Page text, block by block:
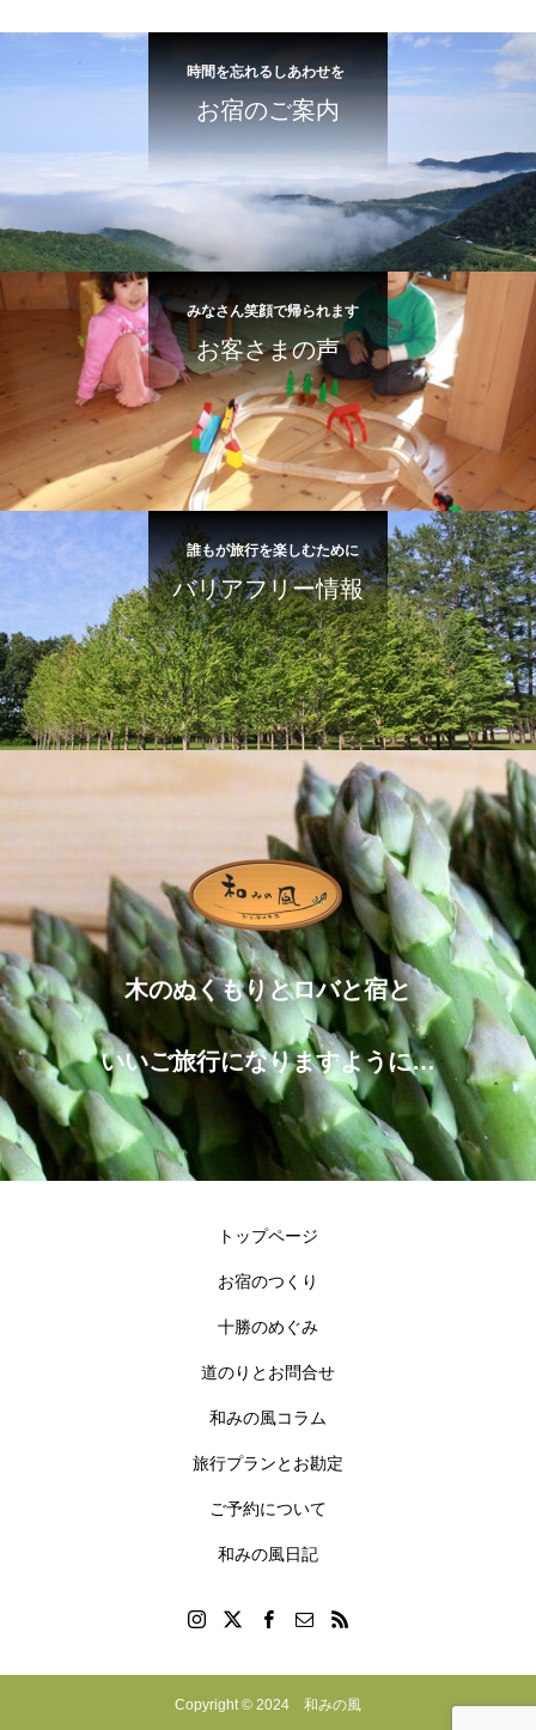
時間を忘れるしあわせを
お宿のご案内
みなさん笑顔で帰られます
お客さまの声
誰もが旅行を楽しむために
バリアフリー情報
木のぬくもりとロバと宿と
いいご旅行になりますように…
トップページ
お宿のつくり
十勝のめぐみ
道のりとお問合せ
和みの風コラム
旅行プランとお勘定
ご予約について
和みの風日記
Copyright © 2024 和みの風